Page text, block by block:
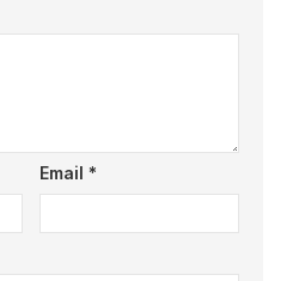
Email *